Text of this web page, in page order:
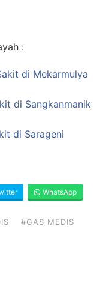
:
di Mekarmulya
di Sangkanmanik
di Sarageni
WhatsApp
#GAS MEDIS